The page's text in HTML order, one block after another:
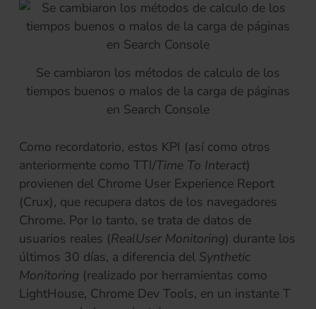
Se cambiaron los métodos de calculo de los
tiempos buenos o malos de la carga de páginas
en Search Console
Como recordatorio, estos KPI (así como otros
anteriormente como TTI/Time To Interact)
provienen del Chrome User Experience Report
(Crux), que recupera datos de los navegadores
Chrome. Por lo tanto, se trata de datos de
usuarios reales (RealUser Monitoring) durante los
últimos 30 días, a diferencia del Synthetic
Monitoring (realizado por herramientas como
LightHouse, Chrome Dev Tools, en un instante T